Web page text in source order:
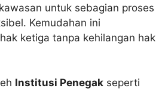
untuk sebagian proses
Kemudahan ini
ketiga tanpa kehilangan hak
Institusi Penegak seperti